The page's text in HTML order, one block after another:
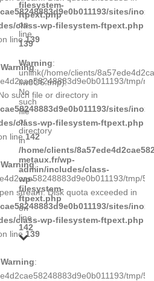
filesystem-
ftpext.php
on
line
139
Warning:
unlink(/home/clients/
liw8O6.tmp):
No
such
file
or
directory
in
/home/clients/
metaux.fr/wp-
admin/includes/class-
wp-
filesystem-
ftpext.php
on
line
142
sites/inox-
class-wp-filesystem-ftpext.php
line139
Warning:
tmp/
such file or directory in
sites/inox-
class-wp-filesystem-ftpext.php
line142
Warning:
tmp/
stream: Disk quota exceeded in
sites/inox-
class-wp-filesystem-ftpext.php
line139
Warning:
tmp/